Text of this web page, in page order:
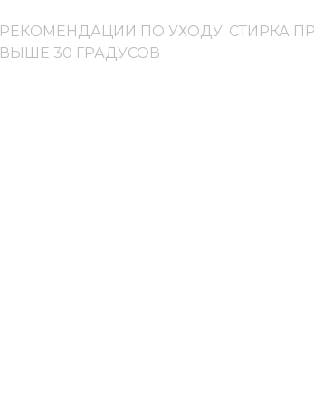
РЕКОМЕНДАЦИИ ПО УХОДУ: СТИРКА
ВЫШЕ 30 ГРАДУСОВ